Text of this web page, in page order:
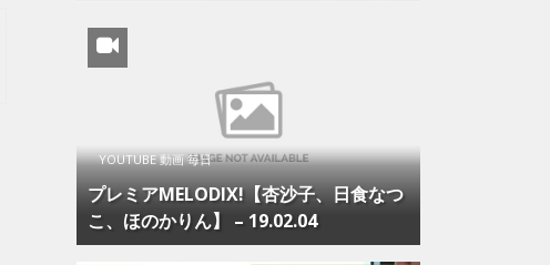
YOUTUBE 動画 毎日
プレミアMELODIX!【杏沙子、日食なつ
こ、ほのかりん】 – 19.02.04